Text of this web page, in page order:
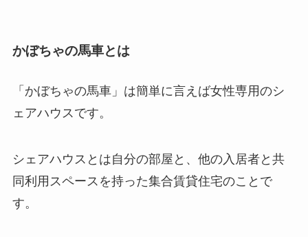
かぼちゃの馬車とは
「かぼちゃの馬車」は簡単に言えば女性専用のシ
ェアハウスです。
シェアハウスとは自分の部屋と、他の入居者と共
同利用スペースを持った集合賃貸住宅のことで
す。